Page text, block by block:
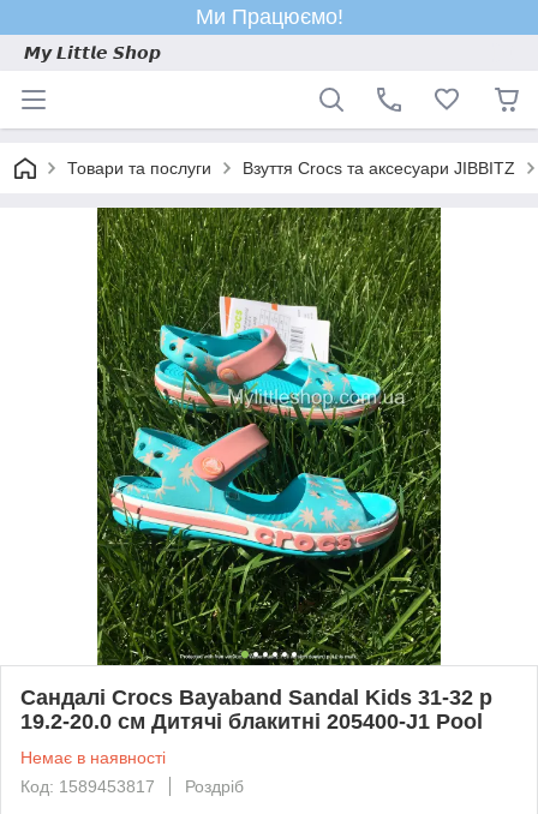
Ми Працюємо!
𝙈𝙮 𝙇𝙞𝙩𝙩𝙡𝙚 𝙎𝙝𝙤𝙥
Товари та послуги Взуття Crocs та аксесуари JIBBITZ
Сандалі Crocs Bayaband Sandal Kids 31-32 р
19.2-20.0 см Дитячі блакитні 205400-J1 Pool
Немає в наявності
Код: 1589453817
Роздріб